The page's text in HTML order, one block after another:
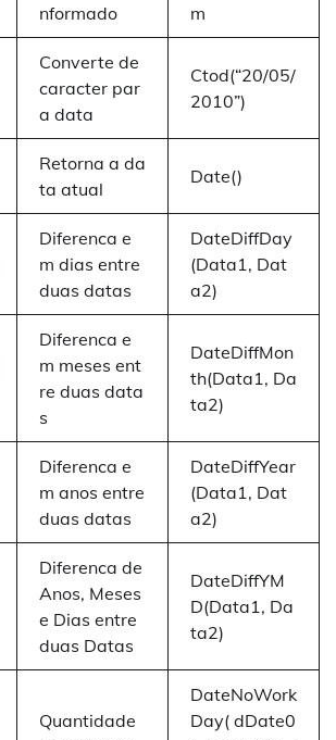
nformado
m
Converte de
caracter par
a data
Ctod(“20/05/
2010”)
Retorna a da
ta atual
Date()
Diferenca e
m dias entre
duas datas
DateDiffDay
(Data1, Dat
a2)
Diferenca e
m meses ent
re duas data
s
DateDiffMon
th(Data1, Da
ta2)
Diferenca e
m anos entre
duas datas
DateDiffYear
(Data1, Dat
a2)
Diferenca de
Anos, Meses
e Dias entre
duas Datas
DateDiffYM
D(Data1, Da
ta2)
Quantidade
DateNoWork
Day( dDate0